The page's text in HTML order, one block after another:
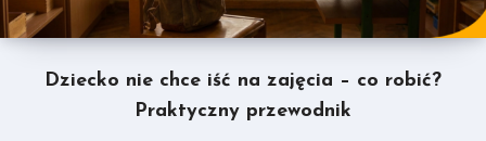
Dziecko nie chce iść na zajęcia – co robić?
Praktyczny przewodnik